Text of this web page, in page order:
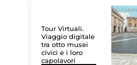
Tour Virtuali.
Viaggio digitale
tra otto musei
civici e i loro
capolavori